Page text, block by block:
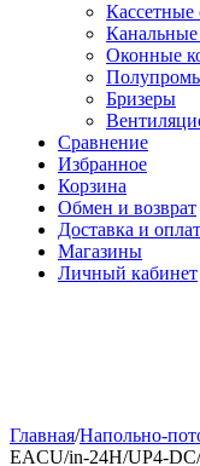
Кассетные
Оконные
Бризеры
Сравнение
Избранное
Корзина
Обмен и возврат
Доставка и
Магазины
Личный кабинет
Главная/Напольно-
EACU/in-24H/UP4-